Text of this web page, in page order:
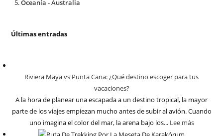
Oceanía - Australia
Últimas entradas
Riviera Maya vs Punta Cana: ¿Qué destino escoger para tus
vacaciones?
A la hora de planear una escapada a un destino tropical, la mayor
parte de los viajes empiezan mucho antes de subir al avión. Cuando
uno imagina el color del mar, la arena bajo los... Lee más